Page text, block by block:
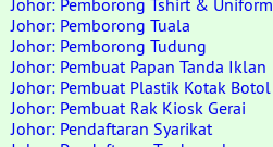
Johor: Pemborong Tshirt & Uniform
Johor: Pemborong Tuala
Johor: Pemborong Tudung
Johor: Pembuat Papan Tanda Iklan
Johor: Pembuat Plastik Kotak Botol
Johor: Pembuat Rak Kiosk Gerai
Johor: Pendaftaran Syarikat